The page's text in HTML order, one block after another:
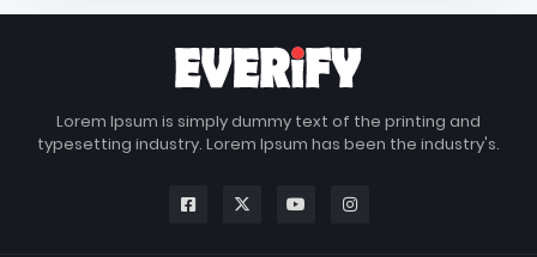
Lorem Ipsum is simply dummy text of the printing and
typesetting industry. Lorem Ipsum has been the industry's.